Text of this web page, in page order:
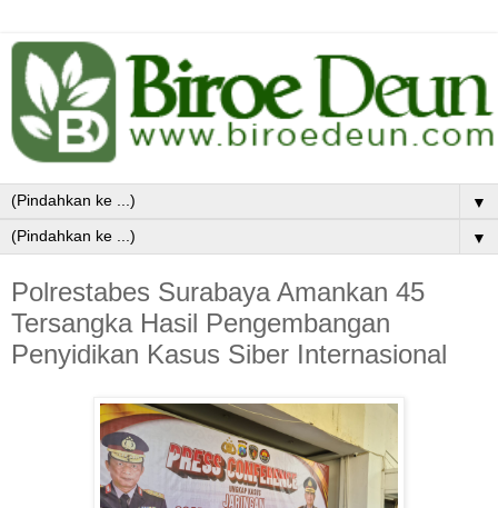
▼
▼
Polrestabes Surabaya Amankan 45
Tersangka Hasil Pengembangan
Penyidikan Kasus Siber Internasional